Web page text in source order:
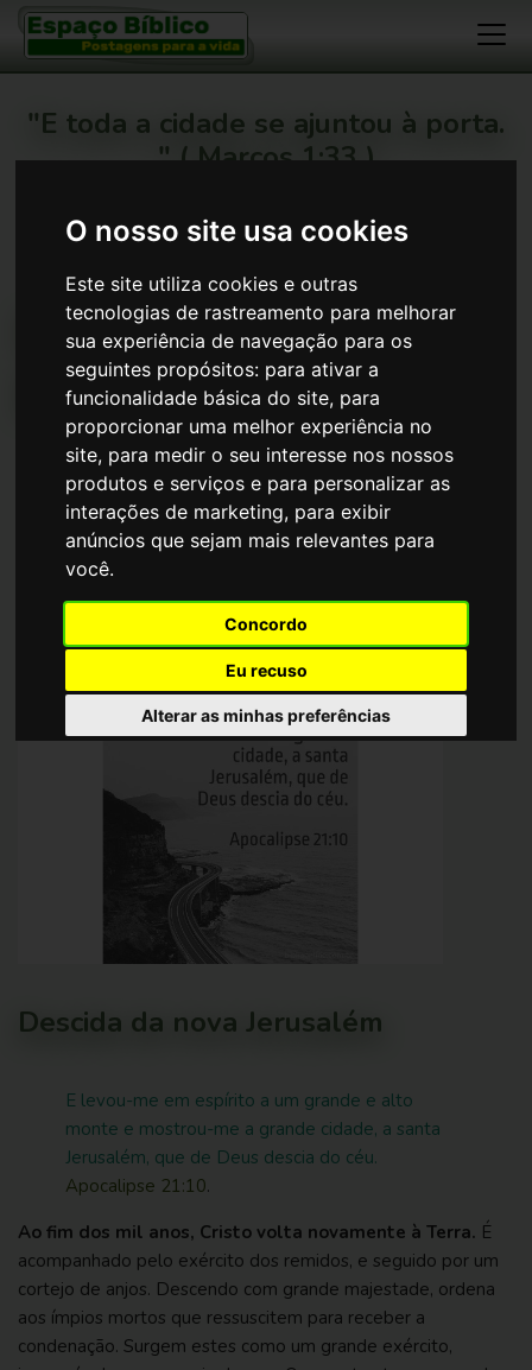
O nosso site usa cookies
Este site utiliza cookies e outras
tecnologias de rastreamento para melhorar
sua experiência de navegação para os
seguintes propósitos: para ativar a
funcionalidade básica do site, para
proporcionar uma melhor experiência no
site, para medir o seu interesse nos nossos
produtos e serviços e para personalizar as
interações de marketing, para exibir
anúncios que sejam mais relevantes para
você.
Concordo
Eu recuso
Alterar as minhas preferências
"E toda a cidade se ajuntou à porta.
" ( Marcos 1:33 )
...:! Que este seja mais um meio !:...
Espaço Bíblico >Devocionais >A Fé Pela Qual Eu Vivo
Descida da nova
Jerusalém
Item grátis
Data de publicação:
Localização :Santarém, Portugal
Descida da nova Jerusalém
E levou-me em espírito a um grande e alto
monte e mostrou-me a grande cidade, a santa
Jerusalém, que de Deus descia do céu.
Apocalipse 21:10.
Ao fim dos mil anos, Cristo volta novamente à Terra. É
acompanhado pelo exército dos remidos, e seguido por um
cortejo de anjos. Descendo com grande majestade, ordena
aos ímpios mortos que ressuscitem para receber a
condenação. Surgem estes como um grande exército,